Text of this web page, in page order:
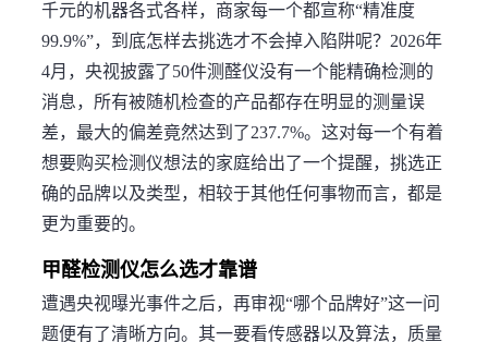
千元的机器各式各样，商家每一个都宣称“精准度
99.9%”，到底怎样去挑选才不会掉入陷阱呢？2026年
4月，央视披露了50件测醛仪没有一个能精确检测的
消息，所有被随机检查的产品都存在明显的测量误
差，最大的偏差竟然达到了237.7%。这对每一个有着
想要购买检测仪想法的家庭给出了一个提醒，挑选正
确的品牌以及类型，相较于其他任何事物而言，都是
更为重要的。
甲醛检测仪怎么选才靠谱
遭遇央视曝光事件之后，再审视“哪个品牌好”这一问
题便有了清晰方向。其一要看传感器以及算法，质量